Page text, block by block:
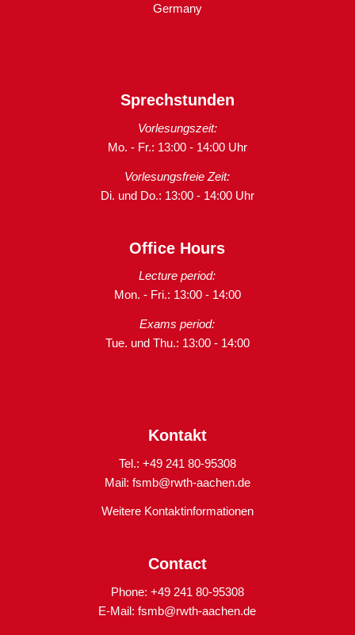
Germany
Sprechstunden
Vorlesungszeit:
Mo. - Fr.: 13:00 - 14:00 Uhr
Vorlesungsfreie Zeit:
Di. und Do.: 13:00 - 14:00 Uhr
Office Hours
Lecture period:
Mon. - Fri.: 13:00 - 14:00
Exams period:
Tue. und Thu.: 13:00 - 14:00
Kontakt
Tel.: +49 241 80-95308
Mail: fsmb@rwth-aachen.de
Weitere Kontaktinformationen
Contact
Phone: +49 241 80-95308
E-Mail:fsmb@rwth-aachen.de